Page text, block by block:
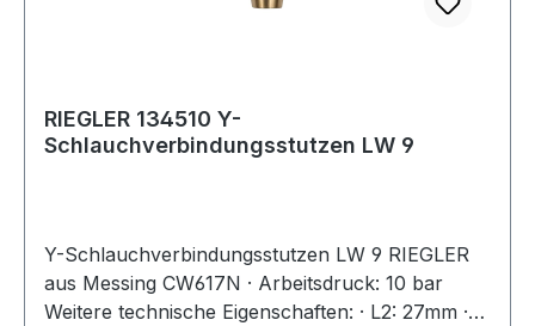
RIEGLER 134510 Y-
Schlauchverbindungsstutzen LW 9
Y-Schlauchverbindungsstutzen LW 9 RIEGLER
aus Messing CW617N · Arbeitsdruck: 10 bar
Weitere technische Eigenschaften: · L2: 27mm ·